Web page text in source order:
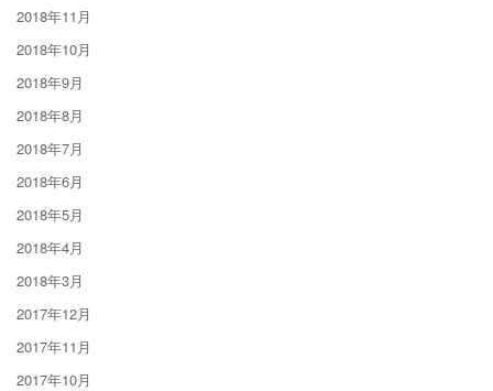
2018年11月
2018年10月
2018年9月
2018年8月
2018年7月
2018年6月
2018年5月
2018年4月
2018年3月
2017年12月
2017年11月
2017年10月